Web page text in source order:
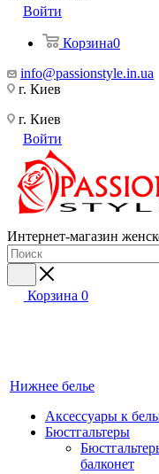
Войти
Корзина0
info@passionstyle.in.ua
г. Киев
г. Киев
Войти
Интернет-магазин
Корзина 0
Нижнее белье
Аксессуары к
Бюстгальтеры
балконет